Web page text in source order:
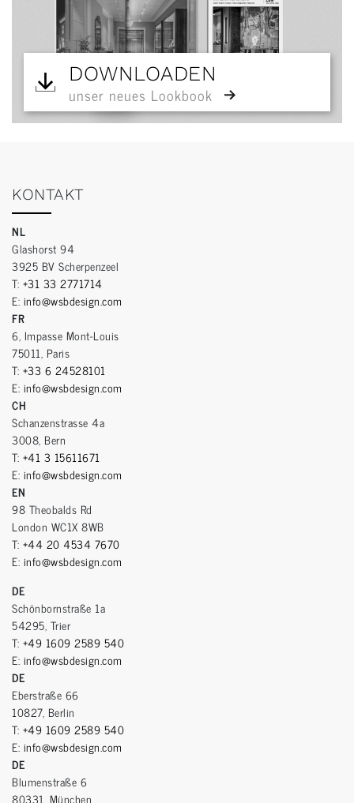
DOWNLOADEN
unser neues Lookbook
KONTAKT
NL
Glashorst 94
3925 BV Scherpenzeel
T: +31 33 2771714
E: info@wsbdesign.com
FR
6, Impasse Mont-Louis
75011, Paris
T: +33 6 24528101
E: info@wsbdesign.com
CH
Schanzenstrasse 4a
3008, Bern
T: +41 3 15611671
E: info@wsbdesign.com
EN
98 Theobalds Rd
London WC1X 8WB
T: +44 20 4534 7670
E: info@wsbdesign.com
DE
Schönbornstraße 1a
54295, Trier
T: +49 1609 2589 540
E: info@wsbdesign.com
DE
Eberstraße 66
10827, Berlin
T: +49 1609 2589 540
E: info@wsbdesign.com
DE
Blumenstraße 6
80331, München